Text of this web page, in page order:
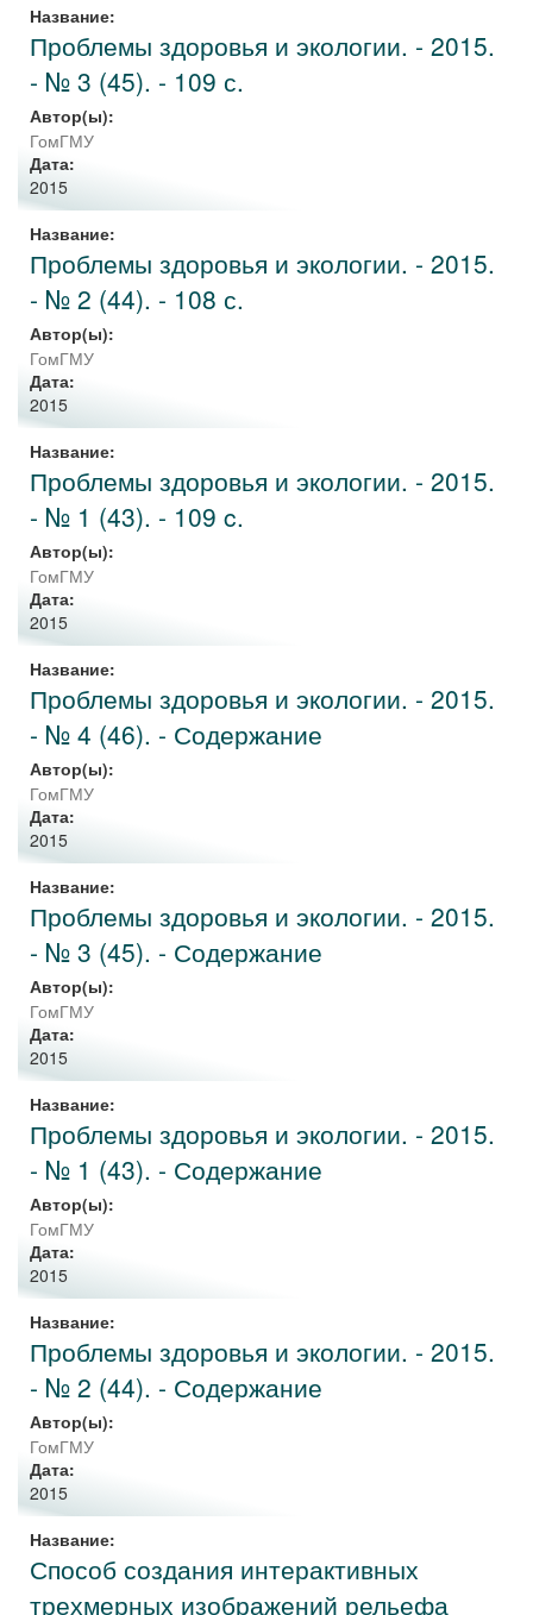
Название:
Проблемы здоровья и экологии. - 2015.
- № 3 (45). - 109 с.
Автор(ы):
ГомГМУ
Дата:
2015
Название:
Проблемы здоровья и экологии. - 2015.
- № 2 (44). - 108 с.
Автор(ы):
ГомГМУ
Дата:
2015
Название:
Проблемы здоровья и экологии. - 2015.
- № 1 (43). - 109 c.
Автор(ы):
ГомГМУ
Дата:
2015
Название:
Проблемы здоровья и экологии. - 2015.
- № 4 (46). - Содержание
Автор(ы):
ГомГМУ
Дата:
2015
Название:
Проблемы здоровья и экологии. - 2015.
- № 3 (45). - Содержание
Автор(ы):
ГомГМУ
Дата:
2015
Название:
Проблемы здоровья и экологии. - 2015.
- № 1 (43). - Содержание
Автор(ы):
ГомГМУ
Дата:
2015
Название:
Проблемы здоровья и экологии. - 2015.
- № 2 (44). - Содержание
Автор(ы):
ГомГМУ
Дата:
2015
Название:
Способ создания интерактивных
трехмерных изображений рельефа